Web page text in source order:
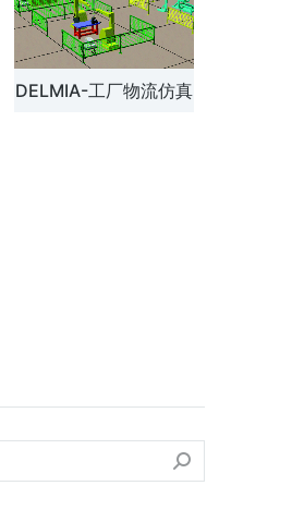
DELMIA-工厂物流仿真